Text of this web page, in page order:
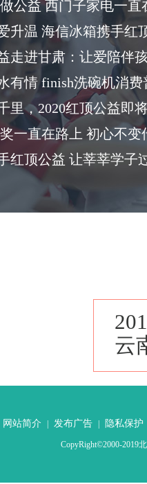
公益 西门子家电一直
升温 海信冰箱携手红
走进甘肃：让爱陪伴
有情 finish洗碗机消
里，2020红顶公益即
一直在路上 初心不变
红顶公益 让莘莘学子
云
网站简介 发布广告 隐私保护
CopyRight©2000-2019